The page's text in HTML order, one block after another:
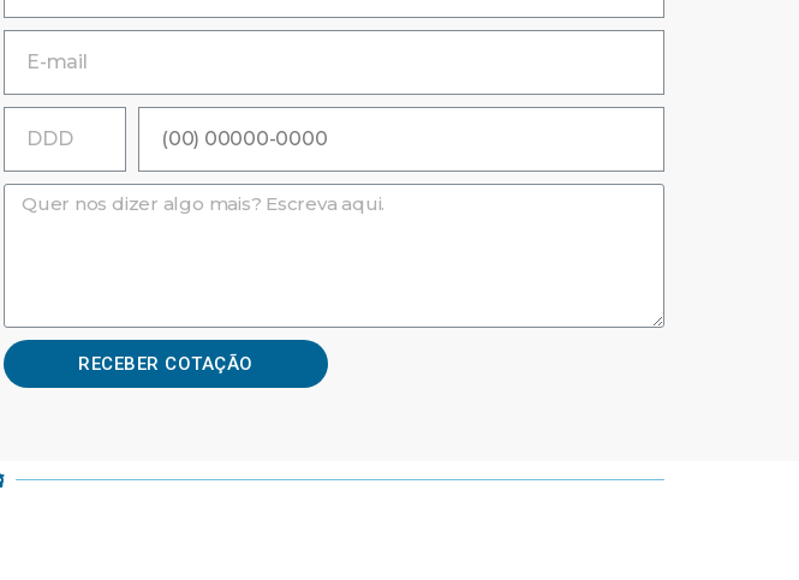
RECEBER COTAÇÃO